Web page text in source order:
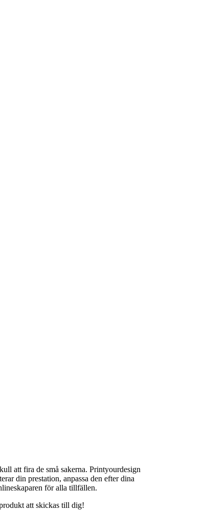
att fira de små sakerna. Printyourdesign
din prestation, anpassa den efter dina
för alla tillfällen.
att skickas till dig!